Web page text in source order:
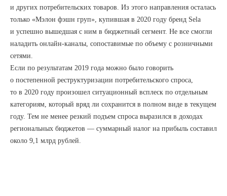
и других потребительских товаров. Из этого направления осталась
только «Мэлон фэшн груп», купившая в 2020 году бренд Sela
и успешно вышедшая с ним в бюджетный сегмент. Не все смогли
наладить онлайн-каналы, сопоставимые по объему с розничными
сетями.
Если по результатам 2019 года можно было говорить
о постепенной реструктуризации потребительского спроса,
то в 2020 году произошел ситуационный всплеск по отдельным
категориям, который вряд ли сохранится в полном виде в текущем
году. Тем не менее резкий подъем спроса выразился в доходах
региональных бюджетов — суммарный налог на прибыль составил
около 9,1 млрд рублей.